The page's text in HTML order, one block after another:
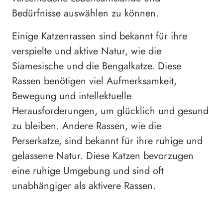
Bedürfnisse auswählen zu können.
Einige Katzenrassen sind bekannt für ihre
verspielte und aktive Natur, wie die
Siamesische und die Bengalkatze. Diese
Rassen benötigen viel Aufmerksamkeit,
Bewegung und intellektuelle
Herausforderungen, um glücklich und gesund
zu bleiben. Andere Rassen, wie die
Perserkatze, sind bekannt für ihre ruhige und
gelassene Natur. Diese Katzen bevorzugen
eine ruhige Umgebung und sind oft
unabhängiger als aktivere Rassen.